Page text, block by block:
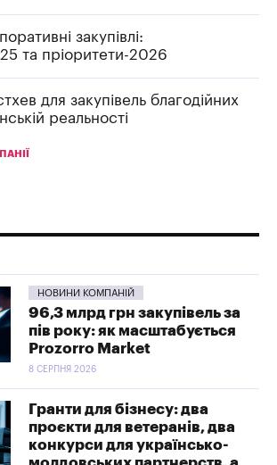
закупівлі:
та пріоритети-2026
для закупівель благодійних
реальності
НОВИНИ КОМПАНІЙ
96,3 млрд грн закупівель за
пів року: як масштабується
Prozorro Market
8 СЕРПНЯ 2026
Гранти для бізнесу: два
проєкти для ветеранів, два
конкурси для українсько-